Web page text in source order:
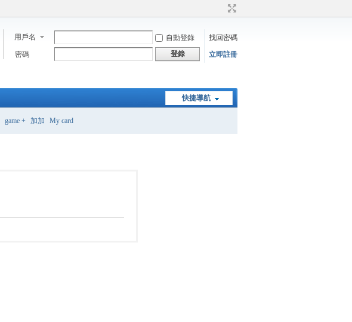
用戶名 自動登錄
找回密碼
密碼
登錄 立即註冊
快捷導航
game + 加加 My card